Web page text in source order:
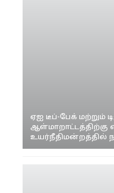
ஏஐ டீப்-பேக் மற்றும்
ஆள்மாறாட்டத்திற்கு
உயர்நீதிமன்றத்தில்